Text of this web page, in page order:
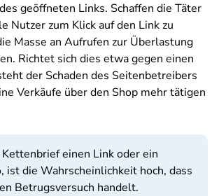
geöffneten Links. Schaffen die Täter
Nutzer zum Klick auf den Link zu
Masse an Aufrufen zur Überlastung
Richtet sich dies etwa gegen einen
der Schaden des Seitenbetreibers
Verkäufe über den Shop mehr tätigen
einen Link oder ein
ist die Wahrscheinlichkeit hoch, dass
Betrugsversuch handelt.